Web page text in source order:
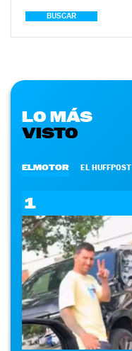
BUSCAR
LO MÁS
VISTO
ELMOTOR EL HUFFPOST
1